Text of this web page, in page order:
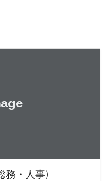
務・人事)